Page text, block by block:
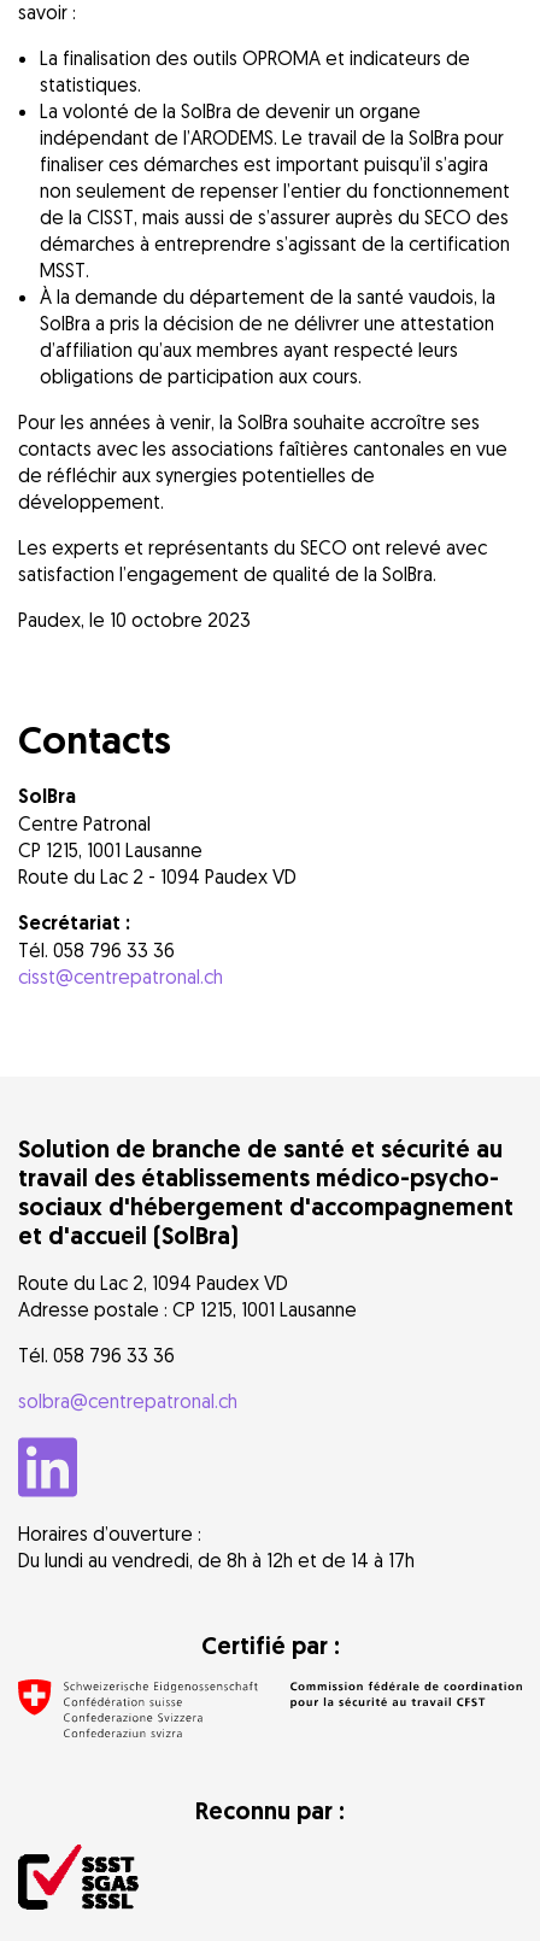
savoir :
La finalisation des outils OPROMA et indicateurs de
statistiques.
La volonté de la SolBra de devenir un organe
indépendant de l’ARODEMS. Le travail de la SolBra pour
finaliser ces démarches est important puisqu’il s’agira
non seulement de repenser l’entier du fonctionnement
de la CISST, mais aussi de s’assurer auprès du SECO des
démarches à entreprendre s’agissant de la certification
MSST.
À la demande du département de la santé vaudois, la
SolBra a pris la décision de ne délivrer une attestation
d’affiliation qu’aux membres ayant respecté leurs
obligations de participation aux cours.
Pour les années à venir, la SolBra souhaite accroître ses
contacts avec les associations faîtières cantonales en vue
de réfléchir aux synergies potentielles de
développement.
Les experts et représentants du SECO ont relevé avec
satisfaction l’engagement de qualité de la SolBra.
Paudex, le 10 octobre 2023
Contacts
SolBra
Centre Patronal
CP 1215, 1001 Lausanne
Route du Lac 2 - 1094 Paudex VD
Secrétariat :
Tél. 058 796 33 36
cisst@centrepatronal.ch
Solution de branche de santé et sécurité au
travail des établissements médico-psycho-
sociaux d'hébergement d'accompagnement
et d'accueil (SolBra)
Route du Lac 2, 1094 Paudex VD
Adresse postale : CP 1215, 1001 Lausanne
Tél. 058 796 33 36
solbra@centrepatronal.ch
Horaires d’ouverture :
Du lundi au vendredi, de 8h à 12h et de 14 à 17h
Certifié par :
Reconnu par :